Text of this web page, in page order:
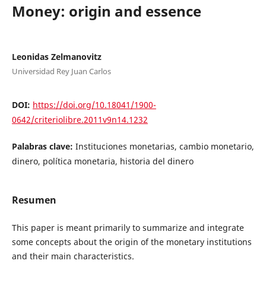
Money: origin and essence
Leonidas Zelmanovitz
Universidad Rey Juan Carlos
DOI: https://doi.org/10.18041/1900-
0642/criteriolibre.2011v9n14.1232
Palabras clave: Instituciones monetarias, cambio monetario,
dinero, política monetaria, historia del dinero
Resumen
This paper is meant primarily to summarize and integrate
some concepts about the origin of the monetary institutions
and their main characteristics.